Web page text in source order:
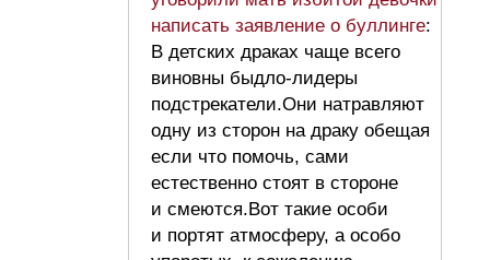
написать заявление о буллинге:
В детских драках чаще всего
виновны быдло-лидеры
подстрекатели.Они натравляют
одну из сторон на драку обещая
если что помочь, сами
естественно стоят в стороне
и смеются.Вот такие особи
и портят атмосферу, а особо